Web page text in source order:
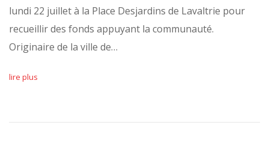
lundi 22 juillet à la Place Desjardins de Lavaltrie pour
recueillir des fonds appuyant la communauté.
Originaire de la ville de…
lire plus